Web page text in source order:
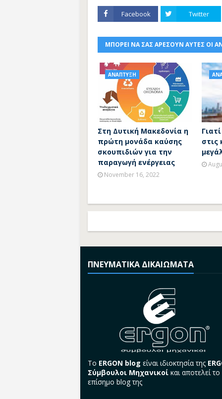
Facebook Twitter
ΜΠΟΡΕΙ ΝΑ ΣΑΣ ΑΡΕΣΟΥΝ ΑΥΤΕΣ ΟΙ
ΑΝΑΠΤΥΞΗ
Στη Δυτική Μακεδονία η
πρώτη μονάδα καύσης
σκουπιδιών για την
παραγωγή ενέργειας
November 16, 2022
στις
ΠΝΕΥΜΑΤΙΚΑ ΔΙΚΑΙΩΜΑΤΑ
Το ERGON blog είναι ιδιοκτησία της
Σύμβουλοι Μηχανικοί και αποτελεί το
επίσημο blog της